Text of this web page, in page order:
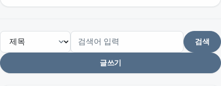
검색
글쓰기